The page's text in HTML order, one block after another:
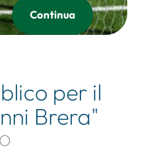
Continua
per il
Brera"